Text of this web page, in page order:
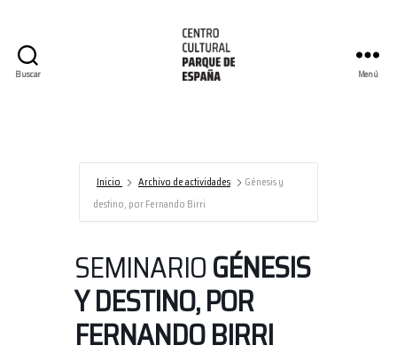
Buscar
España/AECID
Menú
Inicio Archivo de actividades
Génesis y
destino, por Fernando Birri
SEMINARIOGÉNESIS
Y DESTINO, POR
FERNANDO BIRRI